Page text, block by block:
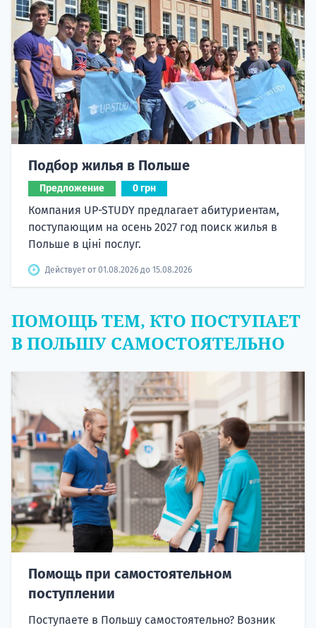
Подбор жилья в Польше
Предложение 0 грн
Компания UP-STUDY предлагает абитуриентам,
поступающим на осень 2027 год поиск жилья в
Польше в ціні послуг.
Действует от 01.08.2026 до 15.08.2026
ПОМОЩЬ ТЕМ, КТО ПОСТУПАЕТ
В ПОЛЬШУ САМОСТОЯТЕЛЬНО
Помощь при самостоятельном
поступлении
Поступаете в Польшу самостоятельно? Возник